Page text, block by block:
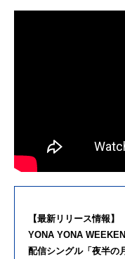
【最新リリース情報】
YONA YONA
配信シングル「夜半の